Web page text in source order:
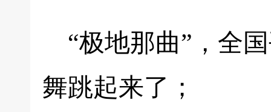
“极地那曲”，全
舞跳起来了；